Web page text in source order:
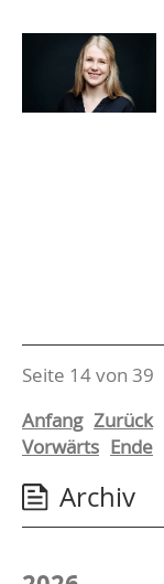
Seite 14 von 39
Anfang Zurück
Vorwärts Ende
Archiv